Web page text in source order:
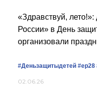
«Здравствуй,
России» в День
организовали
#Деньзащитыдетей #ер28
02.06.26